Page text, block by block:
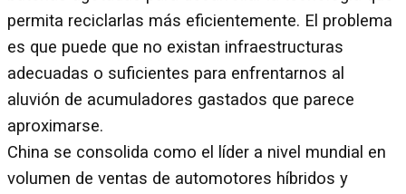
permita reciclarlas más eficientemente. El problema
es que puede que no existan infraestructuras
adecuadas o suficientes para enfrentarnos al
aluvión de acumuladores gastados que parece
aproximarse.
China se consolida como el líder a nivel mundial en
volumen de ventas de automotores híbridos y